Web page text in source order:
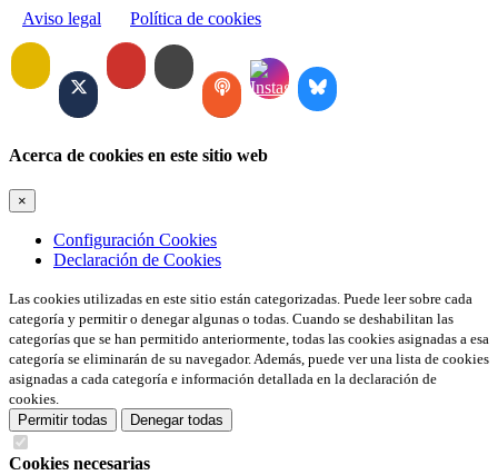
Aviso legal Política de cookies
Acerca de cookies en este sitio web
×
Configuración Cookies
Declaración de Cookies
Las cookies utilizadas en este sitio están categorizadas. Puede leer sobre cada
categoría y permitir o denegar algunas o todas. Cuando se deshabilitan las
categorías que se han permitido anteriormente, todas las cookies asignadas a esa
categoría se eliminarán de su navegador. Además, puede ver una lista de cookies
asignadas a cada categoría e información detallada en la declaración de
cookies.
Permitir todas
Denegar todas
Cookies necesarias